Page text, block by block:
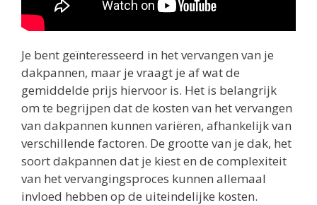
Je bent geïnteresseerd in het vervangen van je
dakpannen, maar je vraagt je af wat de
gemiddelde prijs hiervoor is. Het is belangrijk
om te begrijpen dat de kosten van het vervangen
van dakpannen kunnen variëren, afhankelijk van
verschillende factoren. De grootte van je dak, het
soort dakpannen dat je kiest en de complexiteit
van het vervangingsproces kunnen allemaal
invloed hebben op de uiteindelijke kosten.